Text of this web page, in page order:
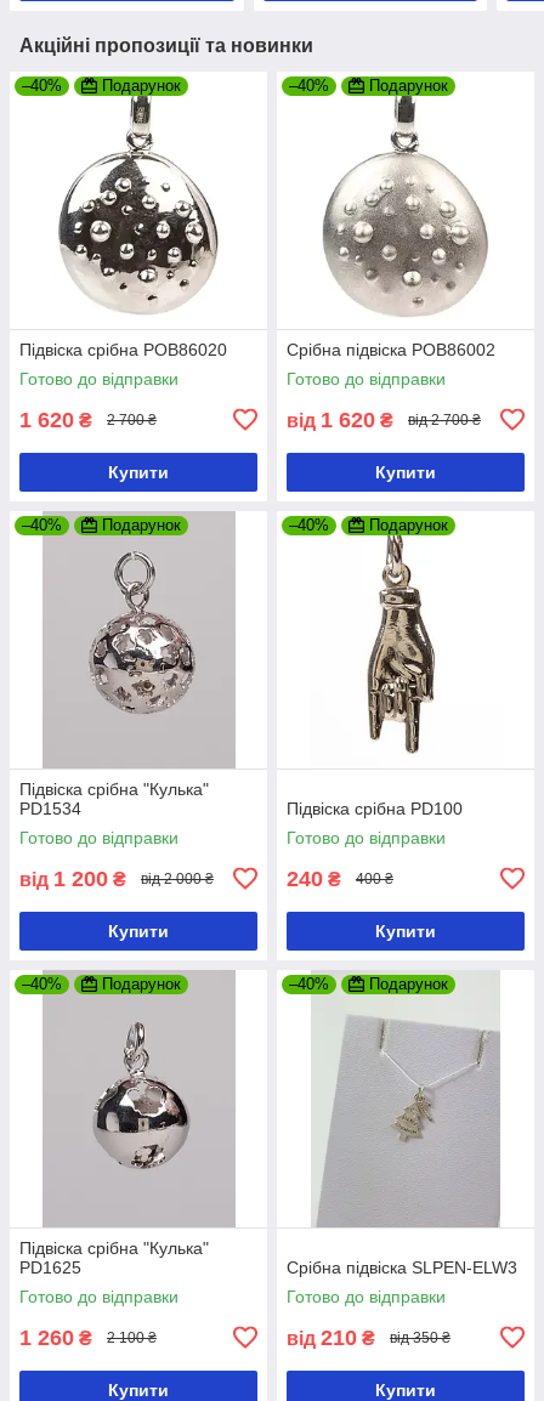
Акційні пропозиції та новинки
–40% Подарунок
Підвіска срібна РOB86020
Готово до відправки
1 620 ₴ 2 700 ₴
Купити
–40% Подарунок
Срібна підвіска РOB86002
Готово до відправки
від 1 620 ₴ від 2 700 ₴
Купити
–40% Подарунок
Підвіска срібна "Кулька"
РD1534
Готово до відправки
від 1 200 ₴ від 2 000 ₴
Купити
–40% Подарунок
Підвіска срібна РD100
Готово до відправки
240 ₴ 400 ₴
Купити
–40% Подарунок
Підвіска срібна "Кулька"
РD1625
Готово до відправки
1 260 ₴ 2 100 ₴
Купити
–40% Подарунок
Срібна підвіска SLPEN-ELW3
Готово до відправки
від 210 ₴ від 350 ₴
Купити